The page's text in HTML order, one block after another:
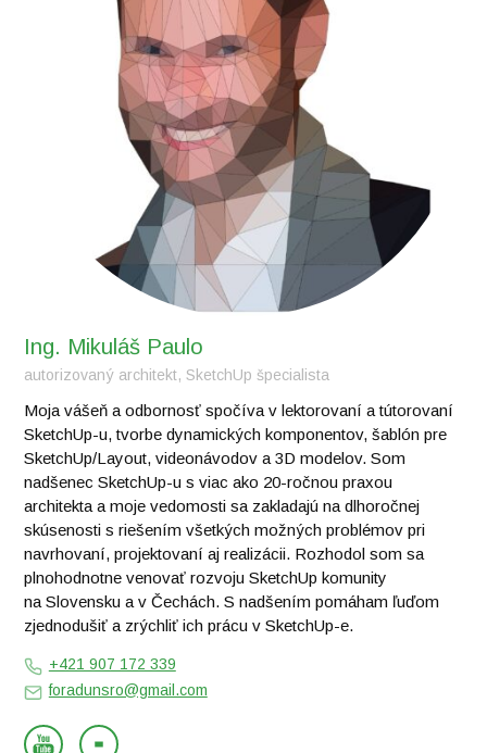
Ing. Mikuláš Paulo
autorizovaný architekt, SketchUp špecialista
Moja vášeň a odbornosť spočíva v lektorovaní a tútorovaní
SketchUp-u, tvorbe dynamických komponentov, šablón pre
SketchUp/Layout, videonávodov a 3D modelov. Som
nadšenec SketchUp-u s viac ako 20-ročnou praxou
architekta a moje vedomosti sa zakladajú na dlhoročnej
skúsenosti s riešením všetkých možných problémov pri
navrhovaní, projektovaní aj realizácii. Rozhodol som sa
plnohodnotne venovať rozvoju SketchUp komunity
na Slovensku a v Čechách. S nadšením pomáham ľuďom
zjednodušiť a zrýchliť ich prácu v SketchUp-e.
+421 907 172 339
foradunsro@gmail.com